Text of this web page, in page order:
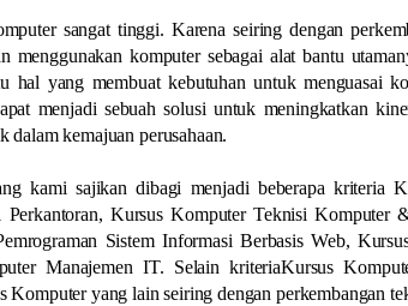
sangat tinggi. Karena seiring dengan
menggunakan komputer sebagai alat bantu
hal yang membuat kebutuhan untuk menguasai
menjadi sebuah solusi untuk meningkatkan
dalam kemajuan perusahaan.
kami sajikan dibagi menjadi beberapa kriteria
Kursus Komputer Teknisi Komputer
Sistem Informasi Berbasis Web,
Manajemen IT. Selain kriteriaKursus
Komputer yang lain seiring dengan perkembangan